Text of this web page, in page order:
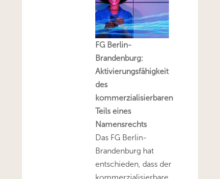
FG Berlin-
Brandenburg:
Aktivierungsfähigkeit
des
kommerzialisierbaren
Teils eines
Namensrechts
Das FG Berlin-
Brandenburg hat
entschieden, dass der